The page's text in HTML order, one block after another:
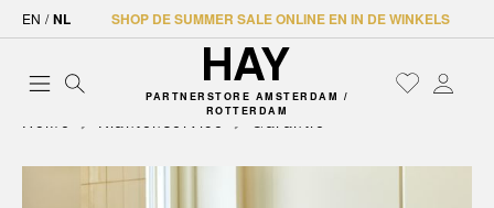
EN / NL SHOP DE SUMMER SALE ONLINE EN IN DE WINKELS
PARTNERSTORE AMSTERDAM /
ROTTERDAM
Home Klantenservice Garantie